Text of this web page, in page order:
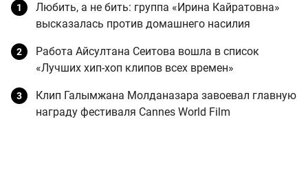
Любить, а не бить: группа «Ирина Кайратовна»
высказалась против домашнего насилия
Работа Айсултана Сеитова вошла в список
«Лучших хип-хоп клипов всех времен»
Клип Галымжана Молданазара завоевал главную
награду фестиваля Cannes World Film